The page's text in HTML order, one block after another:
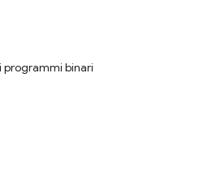
programmi binari